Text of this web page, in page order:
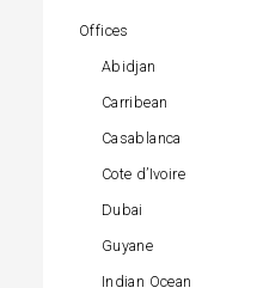
Offices
Abidjan
Carribean
Casablanca
Cote d’Ivoire
Dubai
Guyane
Indian Ocean